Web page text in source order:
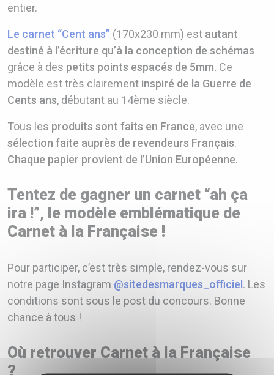
entier.
Le carnet “Cent ans” (170x230 mm) est autant
destiné à l’écriture qu’à la conception de schémas
grâce à des petits points espacés de 5mm. Ce
modèle est très clairement inspiré de la Guerre de
Cents ans, débutant au 14ème siècle.
Tous les produits sont faits en France, avec une
sélection faite auprès de revendeurs Français.
Chaque papier provient de l’Union Européenne.
Tentez de gagner un carnet “ah ça
ira !”, le modèle emblématique de
Carnet à la Française !
Pour participer, c’est très simple, rendez-vous sur
notre page Instagram @sitedesmarques_officiel . Les
conditions sont sous le post du concours. Bonne
chance à tous !
Où retrouver Carnet à la Française
?